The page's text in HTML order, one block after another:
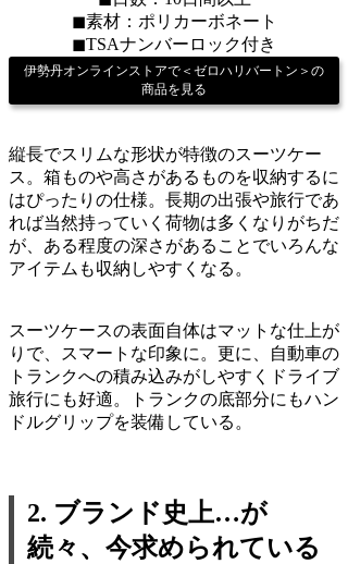
◼︎素材：ポリカーボネート
◼︎TSAナンバーロック付き
伊勢丹オンラインストアで＜ゼロハリバートン＞の
商品を見る
縦長でスリムな形状が特徴のスーツケー
ス。箱ものや高さがあるものを収納するに
はぴったりの仕様。長期の出張や旅行であ
れば当然持っていく荷物は多くなりがちだ
が、ある程度の深さがあることでいろんな
アイテムも収納しやすくなる。
スーツケースの表面自体はマットな仕上が
りで、スマートな印象に。更に、自動車の
トランクへの積み込みがしやすくドライブ
旅行にも好適。トランクの底部分にもハン
ドルグリップを装備している。
2. ブランド史上…が
続々、今求められている